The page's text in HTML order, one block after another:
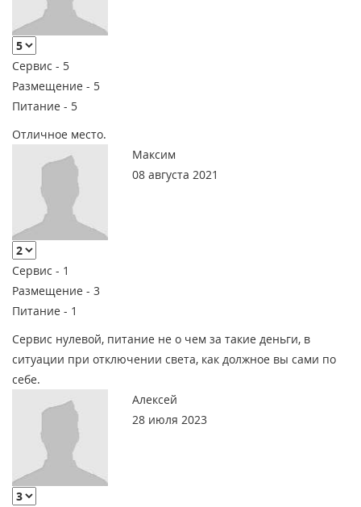
Сервис - 5
Размещение - 5
Питание - 5
Отличное место.
Максим
08 августа 2021
Сервис - 1
Размещение - 3
Питание - 1
Сервис нулевой, питание не о чем за такие деньги, в
ситуации при отключении света, как должное вы сами по
себе.
Алексей
28 июля 2023